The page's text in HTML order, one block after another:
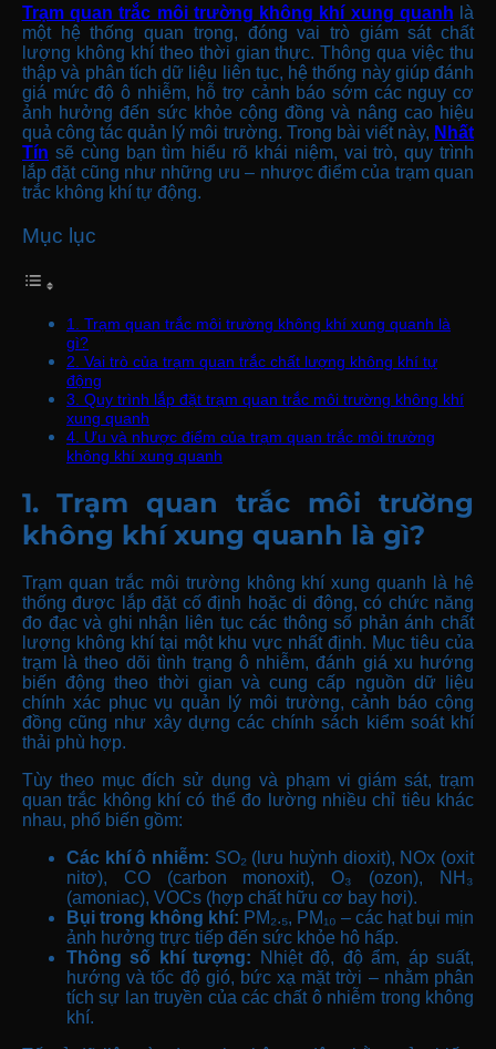
Trạm quan trắc môi trường không khí xung quanh là
một hệ thống quan trọng, đóng vai trò giám sát chất
lượng không khí theo thời gian thực. Thông qua việc thu
thập và phân tích dữ liệu liên tục, hệ thống này giúp đánh
giá mức độ ô nhiễm, hỗ trợ cảnh báo sớm các nguy cơ
ảnh hưởng đến sức khỏe cộng đồng và nâng cao hiệu
quả công tác quản lý môi trường. Trong bài viết này, Nhất
Tín sẽ cùng bạn tìm hiểu rõ khái niệm, vai trò, quy trình
lắp đặt cũng như những ưu – nhược điểm của trạm quan
trắc không khí tự động.
Mục lục
1. Trạm quan trắc môi trường không khí xung quanh là
gì?
2. Vai trò của trạm quan trắc chất lượng không khí tự
động
3. Quy trình lắp đặt trạm quan trắc môi trường không khí
xung quanh
4. Ưu và nhược điểm của trạm quan trắc môi trường
không khí xung quanh
1. Trạm quan trắc môi trường
không khí xung quanh là gì?
Trạm quan trắc môi trường không khí xung quanh là hệ
thống được lắp đặt cố định hoặc di động, có chức năng
đo đạc và ghi nhận liên tục các thông số phản ánh chất
lượng không khí tại một khu vực nhất định. Mục tiêu của
trạm là theo dõi tình trạng ô nhiễm, đánh giá xu hướng
biến động theo thời gian và cung cấp nguồn dữ liệu
chính xác phục vụ quản lý môi trường, cảnh báo cộng
đồng cũng như xây dựng các chính sách kiểm soát khí
thải phù hợp.
Tùy theo mục đích sử dụng và phạm vi giám sát, trạm
quan trắc không khí có thể đo lường nhiều chỉ tiêu khác
nhau, phổ biến gồm:
Các khí ô nhiễm: SO₂ (lưu huỳnh dioxit), NOx (oxit
nitơ), CO (carbon monoxit), O₃ (ozon), NH₃
(amoniac), VOCs (hợp chất hữu cơ bay hơi).
Bụi trong không khí: PM₂.₅, PM₁₀ – các hạt bụi mịn
ảnh hưởng trực tiếp đến sức khỏe hô hấp.
Thông số khí tượng: Nhiệt độ, độ ẩm, áp suất,
hướng và tốc độ gió, bức xạ mặt trời – nhằm phân
tích sự lan truyền của các chất ô nhiễm trong không
khí.